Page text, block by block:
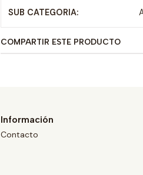
SUB CATEGORIA:
COMPARTIR ESTE PRODUCTO
Información
Contacto